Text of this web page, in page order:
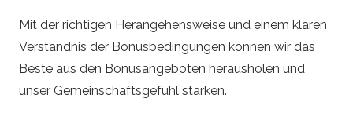
Mit der richtigen Herangehensweise und einem klaren
Verständnis der Bonusbedingungen können wir das
Beste aus den Bonusangeboten herausholen und
unser Gemeinschaftsgefühl stärken.